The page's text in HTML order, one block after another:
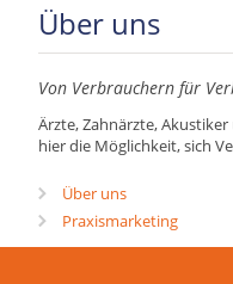
Über uns
Von Verbrauchern für
Ärzte, Zahnärzte,
hier die Möglichkeit, sich
Über uns
Praxismarketing